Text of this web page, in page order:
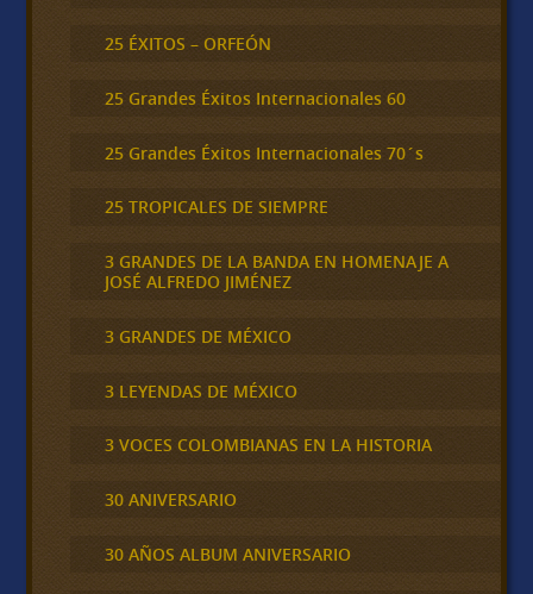
25 ÉXITOS – ORFEÓN
25 Grandes Éxitos Internacionales 60
25 Grandes Éxitos Internacionales 70´s
25 TROPICALES DE SIEMPRE
3 GRANDES DE LA BANDA EN HOMENAJE A
JOSÉ ALFREDO JIMÉNEZ
3 GRANDES DE MÉXICO
3 LEYENDAS DE MÉXICO
3 VOCES COLOMBIANAS EN LA HISTORIA
30 ANIVERSARIO
30 AÑOS ALBUM ANIVERSARIO